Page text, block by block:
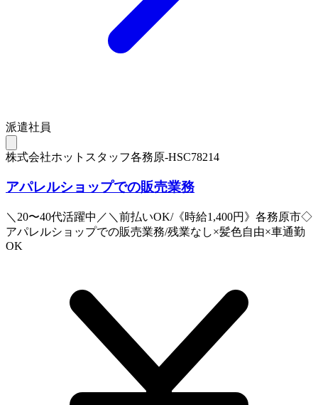
派遣社員
株式会社ホットスタッフ各務原-HSC78214
アパレルショップでの販売業務
＼20〜40代活躍中／＼前払いOK/《時給1,400円》各務原市◇
アパレルショップでの販売業務/残業なし×髪色自由×車通勤
OK